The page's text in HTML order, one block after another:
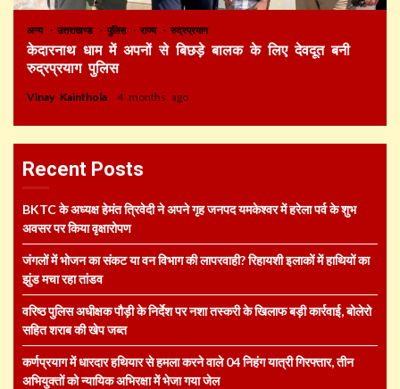
अन्य उत्तराखण्ड पुलिस राज्य रुद्रप्रयाग
केदारनाथ धाम में अपनों से बिछड़े बालक के लिए देवदूत बनी
रुद्रप्रयाग पुलिस
Vinay Kainthola 4 months ago
Recent Posts
BKTC के अध्यक्ष हेमंत त्रिवेदी ने अपने गृह जनपद यमकेश्वर में हरेला पर्व के शुभ
अवसर पर किया वृक्षारोपण
जंगलों में भोजन का संकट या वन विभाग की लापरवाही? रिहायशी इलाकों में हाथियों का
झुंड मचा रहा तांडव
वरिष्ठ पुलिस अधीक्षक पौड़ी के निर्देश पर नशा तस्करी के खिलाफ बड़ी कार्रवाई, बोलेरो
सहित शराब की खेप जब्त
कर्णप्रयाग में धारदार हथियार से हमला करने वाले 04 निहंग यात्री गिरफ्तार, तीन
अभियुक्तों को न्यायिक अभिरक्षा में भेजा गया जेल